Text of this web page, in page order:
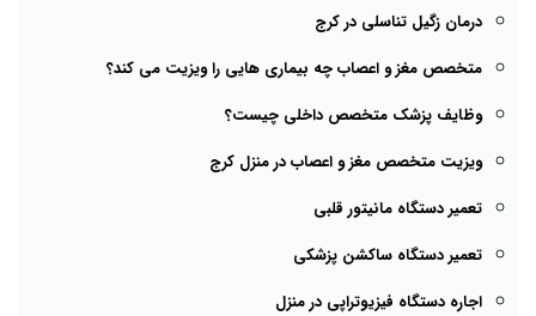
درمان زگیل تناسلی در کرج
متخصص مغز و اعصاب چه بیماری هایی را ویزیت می کند؟
وظایف پزشک متخصص داخلی چیست؟
ویزیت متخصص مغز و اعصاب در منزل کرج
تعمیر دستگاه مانیتور قلبی
تعمیر دستگاه ساکشن پزشکی
اجاره دستگاه فیزیوتراپی در منزل